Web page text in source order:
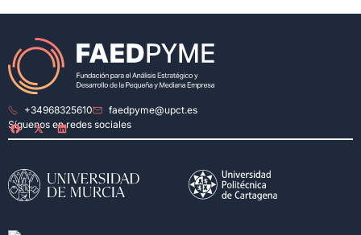
+34968325610
faedpyme@upct.es
Síguenos en redes sociales